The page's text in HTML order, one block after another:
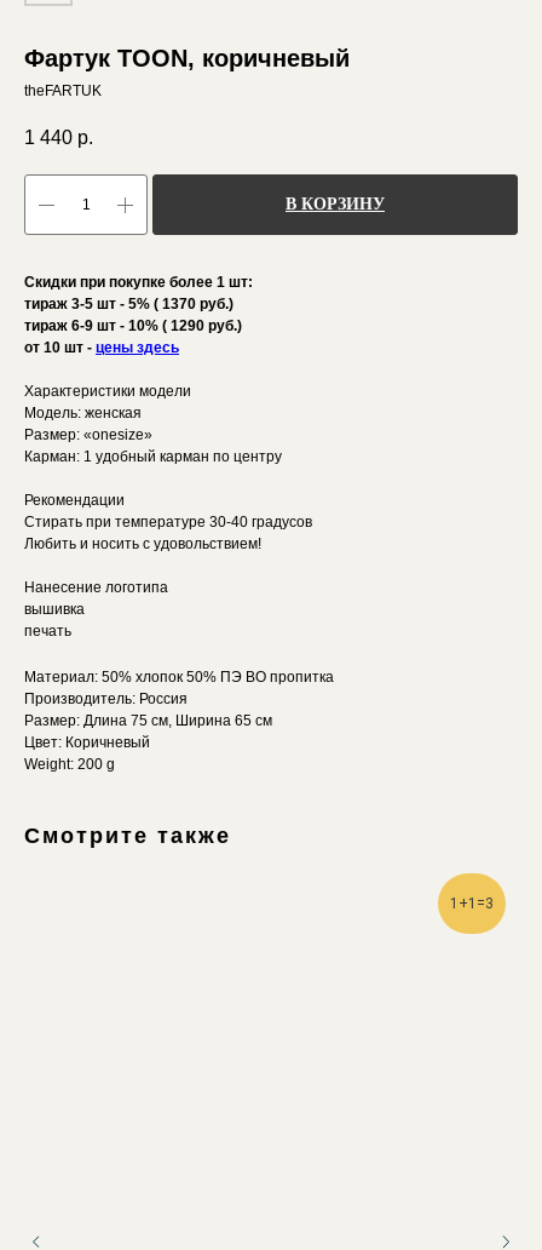
Фартук TOON, коричневый
theFARTUK
1 440 р.
В КОРЗИНУ
Скидки при покупке более 1 шт:
тираж 3-5 шт - 5% ( 1370 руб.)
тираж 6-9 шт - 10% ( 1290 руб.)
от 10 шт - цены здесь
Характеристики модели
Модель: женская
Размер: «onesize»
Карман: 1 удобный карман по центру
Рекомендации
Стирать при температуре 30-40 градусов
Любить и носить с удовольствием!
Нанесение логотипа
вышивка
печать
Материал: 50% хлопок 50% ПЭ ВО пропитка
Производитель: Россия
Размер: Длина 75 см, Ширина 65 см
Цвет: Коричневый
Weight: 200 g
Смотрите также
1+1=3